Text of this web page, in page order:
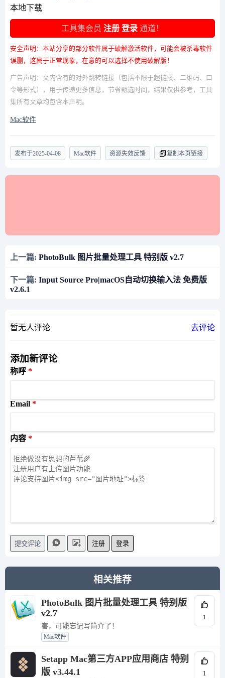
本地下载
工具集会员 注册 登录 通道！
安全声明：本站分享的部分软件属于破解激活软件，可能会被杀毒软件
误删，这属于正常现象，在意的可以选择不使用破解版！
广告声明：文内含有的对外跳转链接（包括不限于超链接、二维码、口
令等形式），用于传递更多信息，节省甄选时间，结果仅供参考，工具
集所有文章均包含本声明。
Mac软件
发布于2025-04-08 Mac软件 资源失效反馈 复制本页链接
上一篇: PhotoBulk 图片批量处理工具 特别版 v2.7
下一篇: Input Source Pro|macOS自动切换输入法 免费版
v2.6.1
暂无人评论 去评论
添加新评论
称呼
Email
内容
提交评论 注册 登录
相关推荐
PhotoBulk 图片批量处理工具 特别版
v2.7
害，可能忘记写简介了！
Mac软件
1
Setapp Mac第三方APP应用商店 特别
版 v3.44.1
1